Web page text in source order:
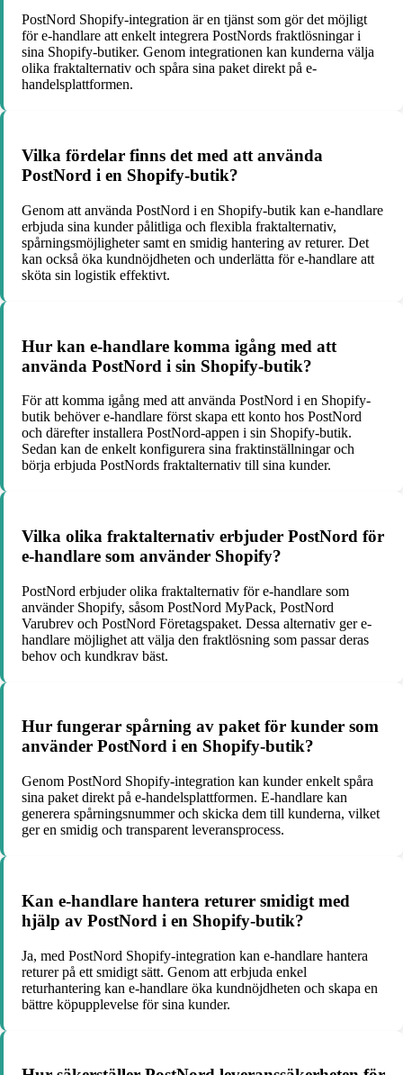
PostNord Shopify-integration är en tjänst som gör det möjligt
för e-handlare att enkelt integrera PostNords fraktlösningar i
sina Shopify-butiker. Genom integrationen kan kunderna välja
olika fraktalternativ och spåra sina paket direkt på e-
handelsplattformen.
Vilka fördelar finns det med att använda
PostNord i en Shopify-butik?
Genom att använda PostNord i en Shopify-butik kan e-handlare
erbjuda sina kunder pålitliga och flexibla fraktalternativ,
spårningsmöjligheter samt en smidig hantering av returer. Det
kan också öka kundnöjdheten och underlätta för e-handlare att
sköta sin logistik effektivt.
Hur kan e-handlare komma igång med att
använda PostNord i sin Shopify-butik?
För att komma igång med att använda PostNord i en Shopify-
butik behöver e-handlare först skapa ett konto hos PostNord
och därefter installera PostNord-appen i sin Shopify-butik.
Sedan kan de enkelt konfigurera sina fraktinställningar och
börja erbjuda PostNords fraktalternativ till sina kunder.
Vilka olika fraktalternativ erbjuder PostNord för
e-handlare som använder Shopify?
PostNord erbjuder olika fraktalternativ för e-handlare som
använder Shopify, såsom PostNord MyPack, PostNord
Varubrev och PostNord Företagspaket. Dessa alternativ ger e-
handlare möjlighet att välja den fraktlösning som passar deras
behov och kundkrav bäst.
Hur fungerar spårning av paket för kunder som
använder PostNord i en Shopify-butik?
Genom PostNord Shopify-integration kan kunder enkelt spåra
sina paket direkt på e-handelsplattformen. E-handlare kan
generera spårningsnummer och skicka dem till kunderna, vilket
ger en smidig och transparent leveransprocess.
Kan e-handlare hantera returer smidigt med
hjälp av PostNord i en Shopify-butik?
Ja, med PostNord Shopify-integration kan e-handlare hantera
returer på ett smidigt sätt. Genom att erbjuda enkel
returhantering kan e-handlare öka kundnöjdheten och skapa en
bättre köpupplevelse för sina kunder.